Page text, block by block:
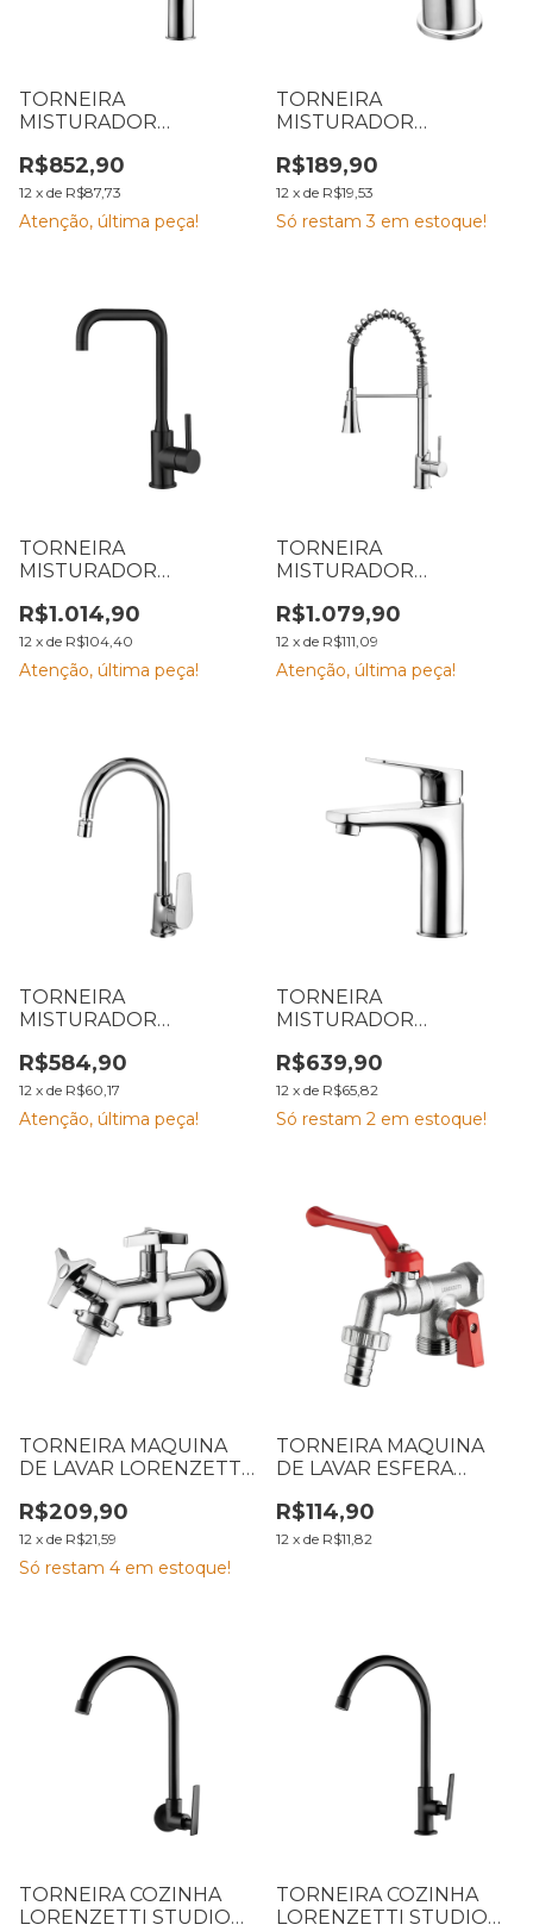
TORNEIRA
MISTURADOR
CUBA DE APOIO 2877
C90 LORENZETTI
7048527
R$852,90
12 x de R$87,73
Atenção, última peça!
TORNEIRA
MISTURADOR
SHAPE CROMADO
MESA 2875 C46
LORENZETTI 7048803
R$189,90
12 x de R$19,53
Só restam3 em estoque!
TORNEIRA
MISTURADOR
BLACK 2257 B82
LORENZETTI 7048655
R$1.014,90
12 x de R$104,40
Atenção, última peça!
TORNEIRA
MISTURADOR
COZINHA 2266 C76
LORENZETTI 7048481
R$1.079,90
12 x de R$111,09
Atenção, última peça!
TORNEIRA
MISTURADOR
COZINHA 2257 C72
LORENZETTI 7048673
R$584,90
12 x de R$60,17
Atenção, última peça!
TORNEIRA
MISTURADOR
LAVATORIO 2875 C90
LORENZETTI
R$639,90
12 x de R$65,82
Só restam 2 em estoque!
TORNEIRA MAQUINA
DE LAVAR LORENZETTI
R$209,90
12 x de R$21,59
Só restam 4 em estoque!
TORNEIRA MAQUINA
DE LAVAR ESFERA
7048502
R$114,90
12 x de R$11,82
TORNEIRA COZINHA
LORENZETTI STUDIO
TORNEIRA COZINHA
LORENZETTI STUDIO